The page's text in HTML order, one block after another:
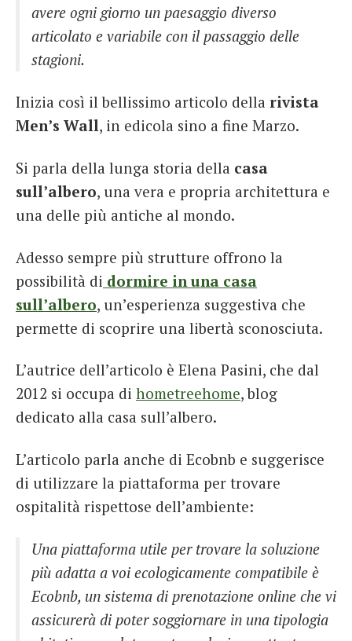
avere ogni giorno un paesaggio diverso
articolato e variabile con il passaggio delle
stagioni.
Inizia così il bellissimo articolo della rivista
Men’s Wall, in edicola sino a fine Marzo.
Si parla della lunga storia della casa
sull’albero, una vera e propria architettura e
una delle più antiche al mondo.
Adesso sempre più strutture offrono la
possibilità di dormire in una casa
sull’albero, un’esperienza suggestiva che
permette di scoprire una libertà sconosciuta.
L’autrice dell’articolo è Elena Pasini, che dal
2012 si occupa di hometreehome, blog
dedicato alla casa sull’albero.
L’articolo parla anche di Ecobnb e suggerisce
di utilizzare la piattaforma per trovare
ospitalità rispettose dell’ambiente:
Una piattaforma utile per trovare la soluzione
più adatta a voi ecologicamente compatibile è
Ecobnb, un sistema di prenotazione online che vi
assicurerà di poter soggiornare in una tipologia